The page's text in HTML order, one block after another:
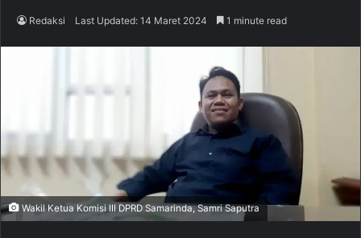
Redaksi Last Updated: 14 Maret 2024 1 minute read
Wakil Ketua Komisi III DPRD Samarinda, Samri Saputra